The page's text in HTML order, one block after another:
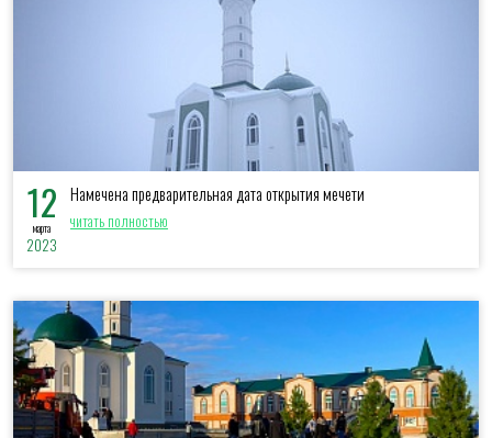
12
марта
2023
Намечена предварительная дата открытия мечети
читать полностью